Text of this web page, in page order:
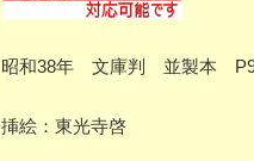
昭和38年 文庫判 並製本
挿絵：東光寺啓